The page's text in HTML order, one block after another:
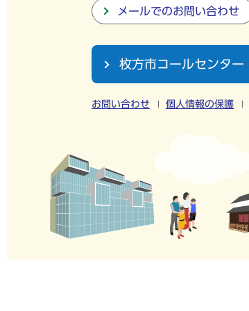
メールでのお問い合わせ
枚方市コールセンター
お問い合わせ 個人情報の保護